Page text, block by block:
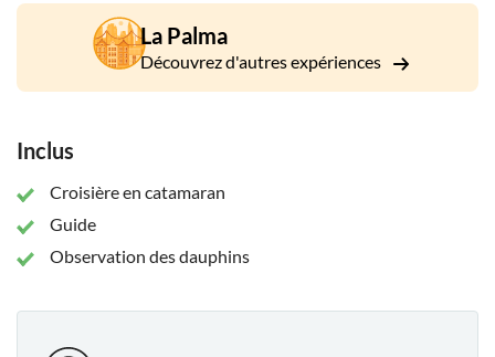
ici en cas d'arrivée des pirates. Le catamaran entrera jusque
dans la grotte. Ensuite nous découvrirons Poris de
Candelaria avec ses ravissantes maisons de pêcheurs
construites au pied des falaises.
Colorada et Poris de Puntagorda. Avec un peu de chance,
qui évoluent librement dans les eaux atlantiques de La
Palma.
La Palma
Découvrez d'autres expériences
Inclus
Croisière en catamaran
Guide
Observation des dauphins